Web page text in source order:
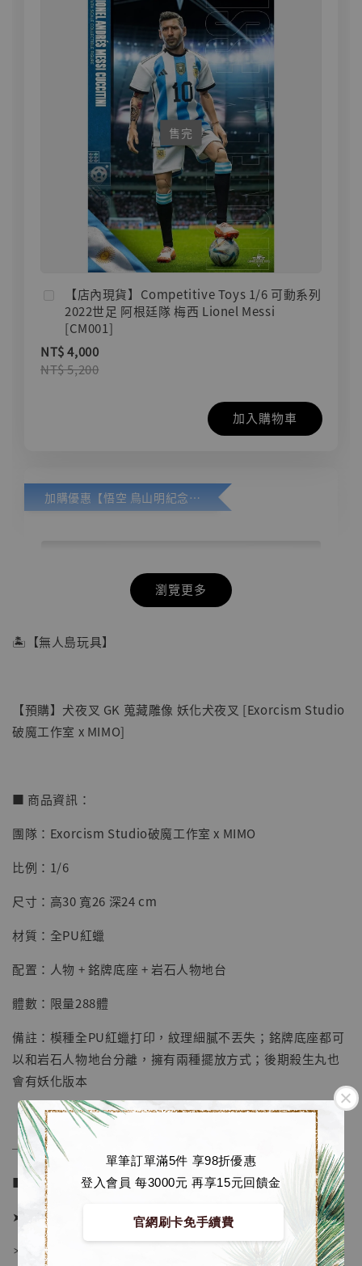
單筆訂單滿5件 享98折優惠
登入會員 每3000元 再享15元回饋金
官網刷卡免手續費
售完
【店內現貨】Competitive Toys 1/6 可動系列
2022世足 阿根廷隊 梅西 Lionel Messi
[CM001]
NT$ 4,000
NT$ 5,200
加入購物車
加購優惠【悟空 鳥山明紀念款 [奇蹟工作室]】
【店內現貨】七龍珠 系列蒐藏雕像 悟空 鳥山
明紀念款 [奇蹟工作室]
NT$ 5,580
加購優惠【海賊王 布魯克達摩 [7STARS Studio]】
瀏覽更多
🏝【無人島玩具】
【預購】犬夜叉 GK 蒐藏雕像 妖化犬夜叉 [Exorcism Studio
破魔工作室 x MIMO]
■ 商品資訊：
團隊：Exorcism Studio破魔工作室 x MIMO
比例：1/6
尺寸：高30 寬26 深24 cm
材質：全PU紅蠟
配置：人物 + 銘牌底座 + 岩石人物地台
體數：限量288體
備註：模種全PU紅蠟打印，紋理細膩不丟失；銘牌底座都可
以和岩石人物地台分離，擁有兩種擺放方式；後期殺生丸也
會有妖化版本
──────────────
■ 販售資訊 (NT$)：
➤ 價格 6580元 (訂金2580)
＊ 國際運費另計